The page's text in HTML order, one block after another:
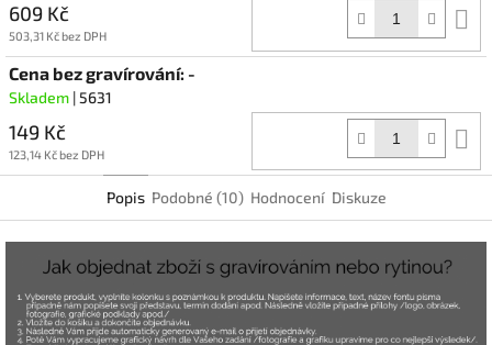
609 Kč
503,31 Kč bez DPH
Cena bez gravírování: -
Skladem | 5631
149 Kč
123,14 Kč bez DPH
Popis Podobné (10) Hodnocení Diskuze